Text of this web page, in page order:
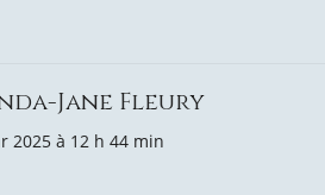
Jane Fleury
2025 à 12 h 44 min